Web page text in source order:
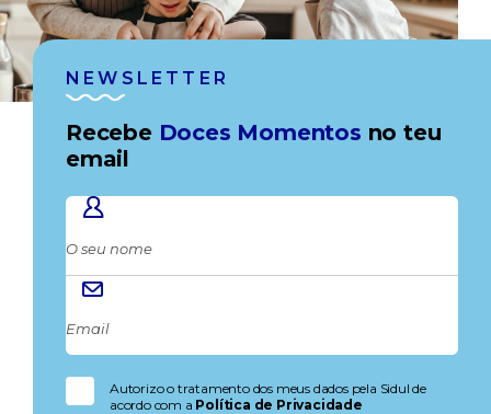
NEWSLETTER
Recebe Doces Momentos no teu
email
Autorizo o tratamento dos meus dados pela Sidul de
acordo com a Política de Privacidade